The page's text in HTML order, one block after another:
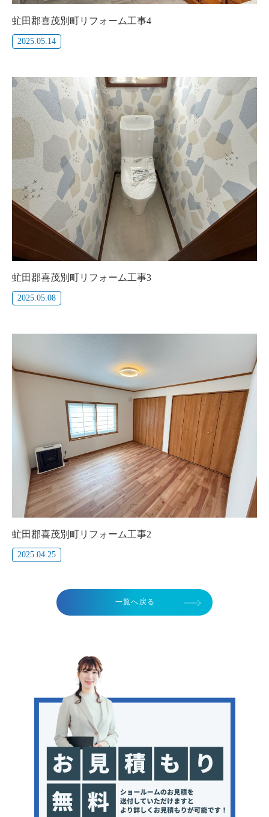
虻田郡喜茂別町リフォーム工事4
2025.05.14
虻田郡喜茂別町リフォーム工事3
2025.05.08
虻田郡喜茂別町リフォーム工事2
2025.04.25
一覧へ戻る